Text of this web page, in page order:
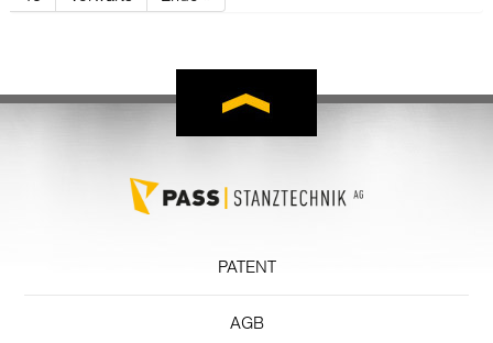
PATENT
AGB